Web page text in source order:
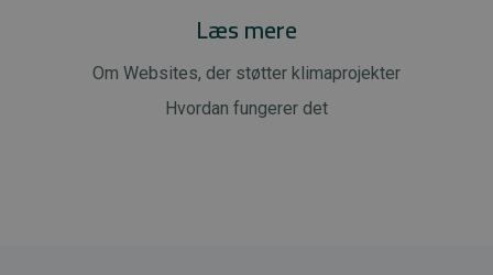
Læs mere
Om Websites, der støtter klimaprojekter
Hvordan fungerer det